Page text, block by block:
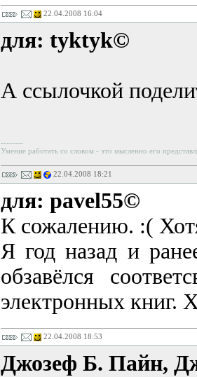
22.04.2008 16:04
для: tyktyk©
А ссылочкой
--------
Умение работать со словом - это мысленно его
22.04.2008 18:21
для: pavel55©
К сожалению. :(
Я год назад и
обзавёлся
электронных книг.
22.04.2008 18:53
Джозеф Б. Пайн,